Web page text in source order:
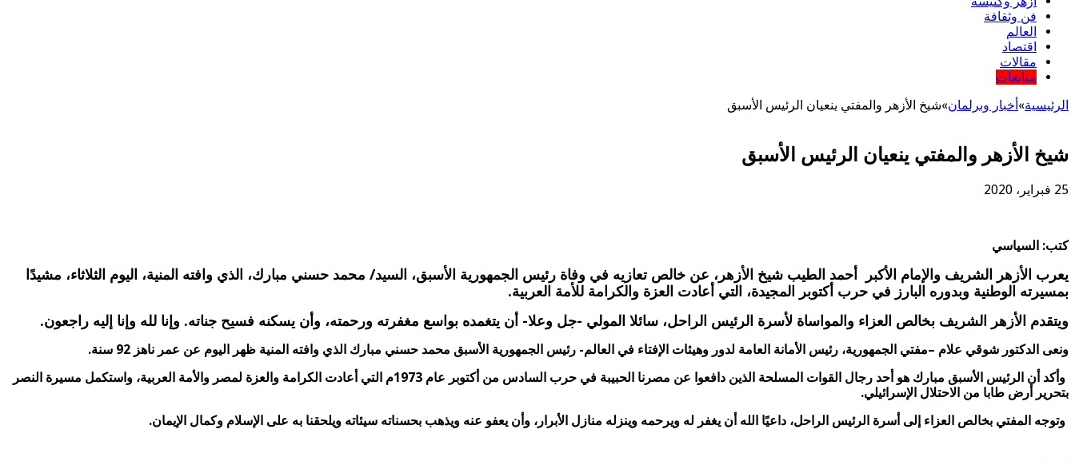
فن وثقافة
العالم
اقتصاد
مقالات
متابعات
الرئيسية»أخبار وبرلمان»شيخ الأزهر والمفتي ينعيان الرئيس الأسبق
شيخ الأزهر والمفتي ينعيان الرئيس الأسبق
25 فبراير، 2020
كتب: السياسي
يعرب الأزهر الشريف والإمام الأكبر أحمد الطيب شيخ الأزهر، عن خالص تعازيه في وفاة رئيس الجمهورية الأسبق، السيد/ محمد حسني مبارك، الذي وافته المنية، اليوم الثلاثاء، مشيدًا
بمسيرته الوطنية وبدوره البارز في حرب أكتوبر المجيدة، التي أعادت العزة والكرامة للأمة العربية.
ويتقدم الأزهر الشريف بخالص العزاء والمواساة لأسرة الرئيس الراحل، سائلا المولي -جل وعلا- أن يتغمده بواسع مغفرته ورحمته، وأن يسكنه فسيح جناته. وإنا لله وإنا إليه راجعون.
ونعى الدكتور شوقي علام –مفتي الجمهورية، رئيس الأمانة العامة لدور وهيئات الإفتاء في العالم- رئيس الجمهورية الأسبق محمد حسني مبارك الذي وافته المنية ظهر اليوم عن عمر ناهز 92 سنة.
وأكد أن الرئيس الأسبق مبارك هو أحد رجال القوات المسلحة الذين دافعوا عن مصرنا الحبيبة في حرب السادس من أكتوبر عام 1973م التي أعادت الكرامة والعزة لمصر والأمة العربية، واستكمل مسيرة النصر
بتحرير أرض طابا من الاحتلال الإسرائيلي.
وتوجه المفتي بخالص العزاء إلى أسرة الرئيس الراحل، داعيًا الله أن يغفر له ويرحمه وينزله منازل الأبرار، وأن يعفو عنه ويذهب بحسناته سيئاته ويلحقنا به على الإسلام وكمال الإيمان.